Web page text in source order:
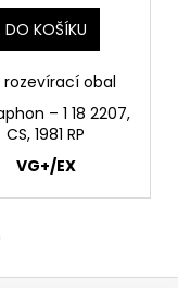
DO KOŠÍKU
rozevírací obal
‎– 1 18 2207,
CS, 1981 RP
VG+/EX